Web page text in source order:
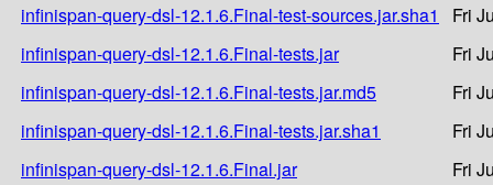
infinispan-query-dsl-12.1.6.Final-test-sources.jar.sha1
Fri
infinispan-query-dsl-12.1.6.Final-tests.jar
Fri
infinispan-query-dsl-12.1.6.Final-tests.jar.md5
Fri
infinispan-query-dsl-12.1.6.Final-tests.jar.sha1
Fri
infinispan-query-dsl-12.1.6.Final.jar
Fri